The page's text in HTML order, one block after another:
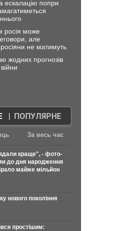
ескалацію попри
росія може
але
не матимуть
жодних прогнозів
| ПОПУЛЯРНЕ
За весь час
краще", - фото-
до дня народження
майже мільйон
нового покоління
простішим: